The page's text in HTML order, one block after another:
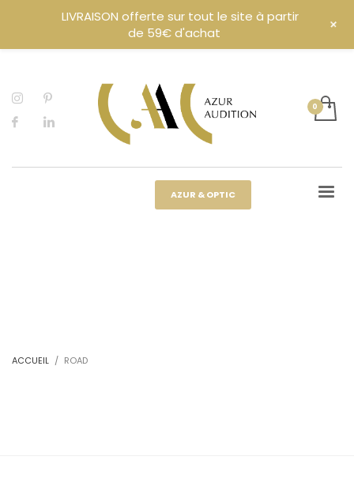
AZUR & OPTIC
ACCUEIL ROAD
LIVRAISON offerte sur tout le site à partir
de 59€ d'achat
+